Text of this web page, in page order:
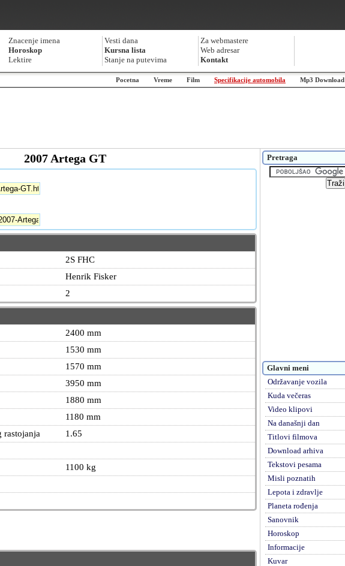
Znacenje imena
Horoskop
Lektire
Vesti dana
Kursna lista
Stanje na putevima
Za webmastere
Web adresar
Kontakt
Pocetna Vreme Film Specifikacije automobila Mp3 Download
2007 Artega GT
2S FHC
Henrik Fisker
2
2400 mm
1530 mm
1570 mm
3950 mm
1880 mm
1180 mm
1.65
rastojanja
1100 kg
Pretraga
Glavni meni
Održavanje vozila
Kuda večeras
Video klipovi
Na današnji dan
Titlovi filmova
Download arhiva
Tekstovi pesama
Misli poznatih
Lepota i zdravlje
Planeta rođenja
Sanovnik
Horoskop
Informacije
Kuvar